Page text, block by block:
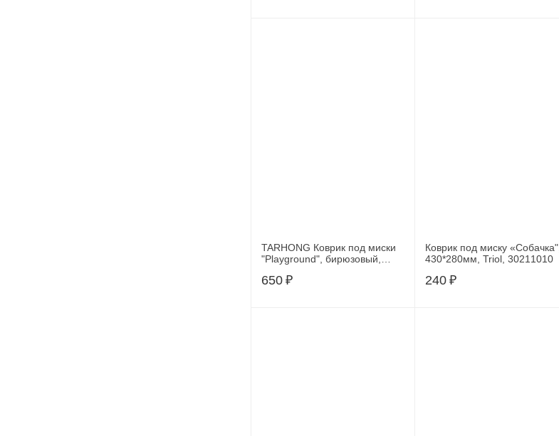
TARHONG Коврик под миски
"Playground", бирюзовый,
650 ₽
Коврик под миску «Собачка",
430*280мм, Triol, 30211010
240 ₽